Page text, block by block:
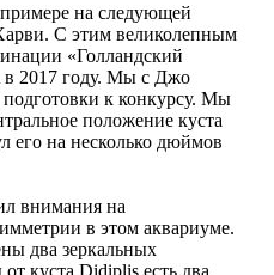
на следующей
С этим великолепным
«Голландский
в 2017 году. Мы с Джо
к конкурсу. Мы
положение куста
его на несколько дюймов
внимания на
в этом аквариуме.
два зеркальных
куста Didiplis есть два